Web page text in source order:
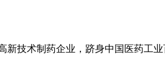
技术制药企业，跻身中国医药工